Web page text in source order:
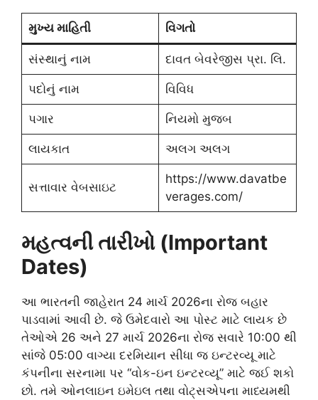
મુખ્ય માહિતી વિગતો
સંસ્થાનું નામ દાવત બેવરેજીસ પ્રા. લિ.
પદોનું નામ વિવિધ
પગાર નિયમો મુજબ
લાયકાત અલગ અલગ
સત્તાવાર વેબસાઇટ
https://www.davatbe
verages.com/
મહત્વની તારીખો (Important
Dates)
આ ભારતની જાહેરાત 24 માર્ચ 2026ના રોજ બહાર
પાડવામાં આવી છે. જે ઉમેદવારો આ પોસ્ટ માટે લાયક છે
તેઓએ 26 અને 27 માર્ચ 2026ના રોજ સવારે 10:00 થી
સાંજે 05:00 વાગ્યા દરમિયાન સીધા જ ઇન્ટરવ્યૂ માટે
કંપનીના સરનામા પર “વોક-ઇન ઇન્ટરવ્યૂ” માટે જઈ શકો
છો. તમે ઓનલાઇન ઇમેઇલ તથા વોટ્સએપના માધ્યમથી